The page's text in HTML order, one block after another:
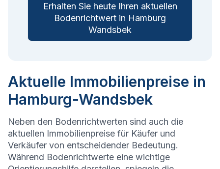
Erhalten Sie heute Ihren aktuellen
Bodenrichtwert in Hamburg
Wandsbek
Aktuelle Immobilienpreise in
Hamburg-Wandsbek
Neben den Bodenrichtwerten sind auch die
aktuellen Immobilienpreise für Käufer und
Verkäufer von entscheidender Bedeutung.
Während Bodenrichtwerte eine wichtige